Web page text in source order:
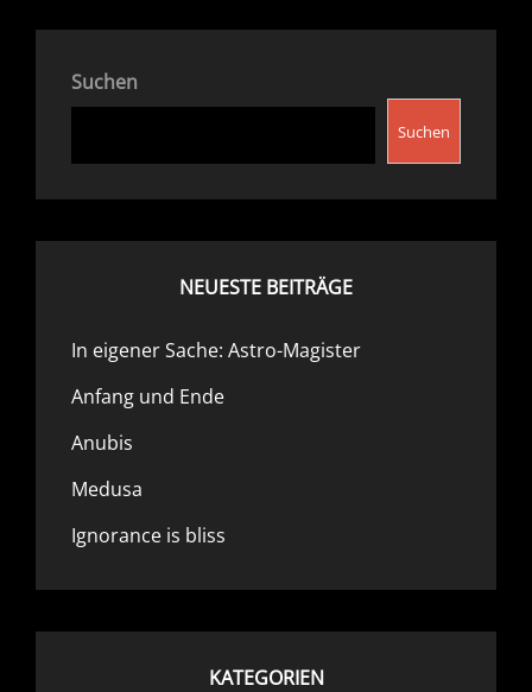
Suchen
Suchen
NEUESTE BEITRÄGE
In eigener Sache: Astro-Magister
Anfang und Ende
Anubis
Medusa
Ignorance is bliss
KATEGORIEN